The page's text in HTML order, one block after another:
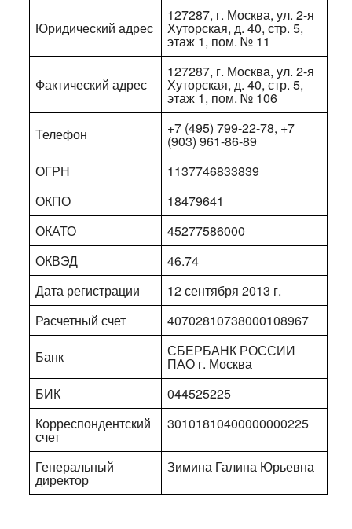
Юридический адрес
127287, г. Москва, ул. 2-я
Хуторская, д. 40, стр. 5,
этаж 1, пом. № 11
Фактический адрес
127287, г. Москва, ул. 2-я
Хуторская, д. 40, стр. 5,
этаж 1, пом. № 106
Телефон
+7 (495) 799-22-78, +7
(903) 961-86-89
ОГРН
1137746833839
ОКПО
18479641
ОКАТО
45277586000
ОКВЭД
46.74
Дата регистрации
12 сентября 2013 г.
Расчетный счет
40702810738000108967
Банк
СБЕРБАНК РОССИИ
ПАО г. Москва
БИК
044525225
Корреспондентский
счет
30101810400000000225
Генеральный
директор
Зимина Галина Юрьевна